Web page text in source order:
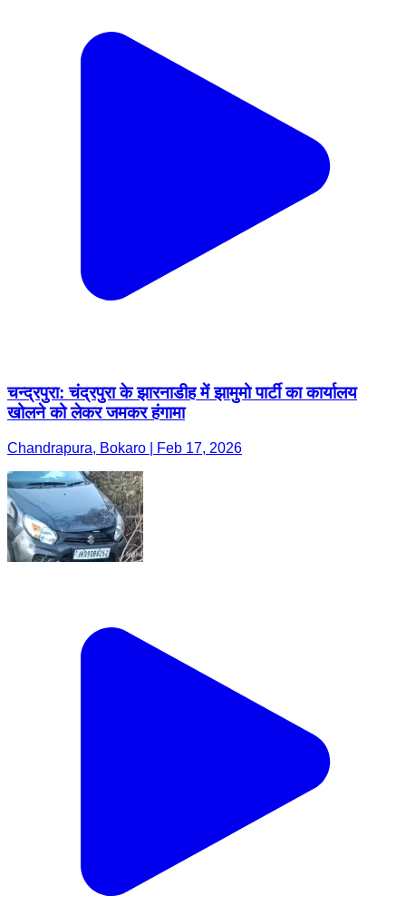
चन्द्रपुरा: चंद्रपुरा के झारनाडीह में झामुमो पार्टी का कार्यालय
खोलने को लेकर जमकर हंगामा
Chandrapura, Bokaro | Feb 17, 2026